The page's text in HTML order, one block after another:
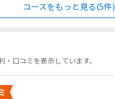
コースをもっと見る(5件)
・口コミを表示しています。